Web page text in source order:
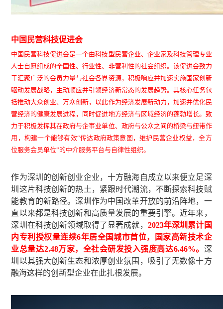
中国民营科技促进会
中国民营科技促进会是一个由科技型民营企业、企业家及科技管理专业
人士自愿组成的全国性、行业性、非营利性的社会组织。该促进会致力
于汇聚广泛的会员力量与社会各界资源，积极响应并加速实施国家创新
驱动发展战略，主动顺应并引领经济新常态的发展趋势。其核心任务包
括推动大众创业、万众创新，以此作为经济发展新动力，加速并优化民
营经济的健康发展进程，同时促进地方经济与区域经济的蓬勃增长。致
力于积极发挥其在政府与企事业单位、政府与公众之间的桥梁与纽带作
用，构建一个能够有效“传达政府政策意图，维护民营企业权益，全方
位服务会员单位”的中介服务平台与自律性组织。
作为深圳的创新创业企业，十方融海自成立以来便立足深
圳这片科技创新的热土，紧跟时代潮流，不断探索科技赋
能教育的新路径。深圳作为中国改革开放的前沿阵地，一
直以来都是科技创新和高质量发展的重要引擎。近年来，
深圳在科技创新领域取得了显著成就， 2023年深圳累计国
内专利授权量连续6年居全国城市首位，国家高新技术企
业总量达2.48万家，全社会研发投入强度高达6.46%。 深
圳以其强大创新生态和浓厚创业氛围，吸引了无数像十方
融海这样的创新型企业在此扎根发展。